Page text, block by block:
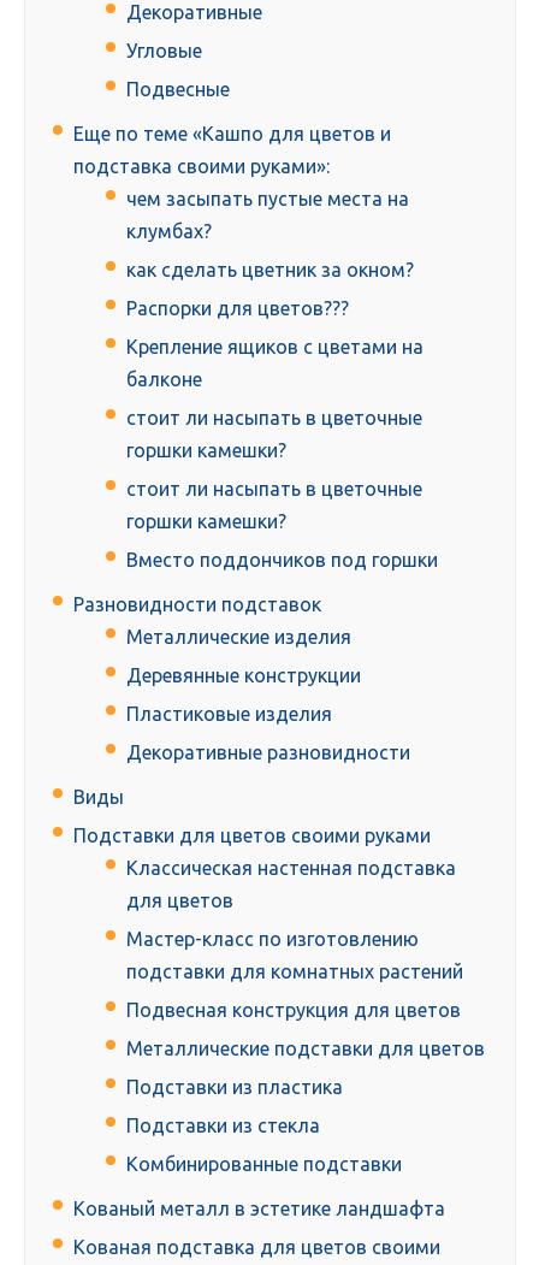
Декоративные
Угловые
Подвесные
Еще по теме «Кашпо для цветов и
подставка своими руками»:
чем засыпать пустые места на
клумбах?
как сделать цветник за окном?
Распорки для цветов???
Крепление ящиков с цветами на
балконе
стоит ли насыпать в цветочные
горшки камешки?
стоит ли насыпать в цветочные
горшки камешки?
Вместо поддончиков под горшки
Разновидности подставок
Металлические изделия
Деревянные конструкции
Пластиковые изделия
Декоративные разновидности
Виды
Подставки для цветов своими руками
Классическая настенная подставка
для цветов
Мастер-класс по изготовлению
подставки для комнатных растений
Подвесная конструкция для цветов
Металлические подставки для цветов
Подставки из пластика
Подставки из стекла
Комбинированные подставки
Кованый металл в эстетике ландшафта
Кованая подставка для цветов своими